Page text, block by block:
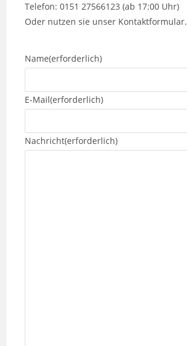
Telefon: 0151 27566123 (ab 17:00 Uhr)
Oder nutzen sie unser Kontaktformular.
Name(erforderlich)
E-Mail(erforderlich)
Nachricht(erforderlich)